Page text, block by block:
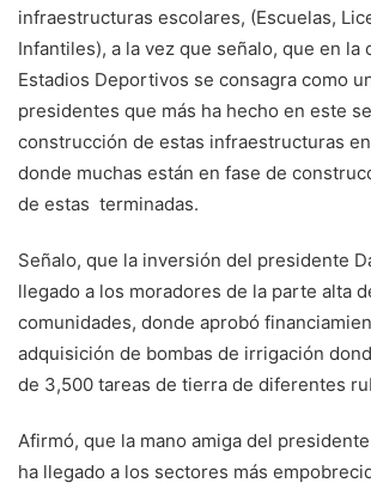
infraestructuras escolares, (Escuelas,
Infantiles), a la vez que señalo, que en la
Estadios Deportivos se consagra como
presidentes que más ha hecho en este
construcción de estas infraestructuras
donde muchas están en fase de
de estas terminadas.
Señalo, que la inversión del presidente
llegado a los moradores de la parte alta
comunidades, donde aprobó
adquisición de bombas de irrigación
de 3,500 tareas de tierra de diferentes
Afirmó, que la mano amiga del
ha llegado a los sectores más